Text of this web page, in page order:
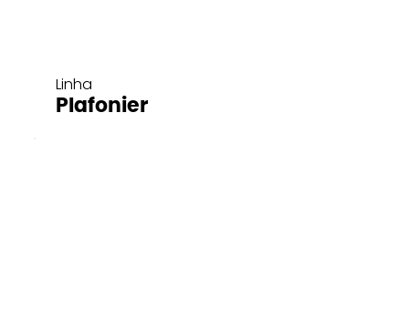
Linha
Plafonier